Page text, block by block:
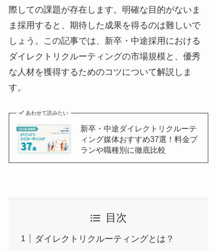
際しての課題が存在します。明確な目的がないま
ま採用すると、期待した成果を得るのは難しいで
しょう。この記事では、新卒・中途採用における
ダイレクトリクルーティングの市場規模と、優秀
な人材を獲得するためのコツについて解説しま
す。
あわせて読みたい
新卒・中途ダイレクトリクルーテ
ィング媒体おすすめ37選！料金プ
ランや職種別に徹底比較
目次
ダイレクトリクルーティングとは？